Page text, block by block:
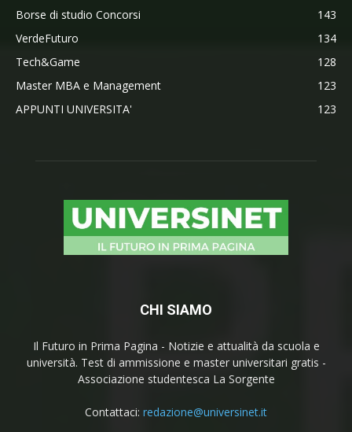
Borse di studio Concorsi
143
VerdeFuturo
134
Tech&Game
128
Master MBA e Management
123
APPUNTI UNIVERSITA'
123
CHI SIAMO
Il Futuro in Prima Pagina - Notizie e attualità da scuola e
università. Test di ammissione e master universitari gratis -
Associazione studentesca La Sorgente
Contattaci: redazione@universinet.it